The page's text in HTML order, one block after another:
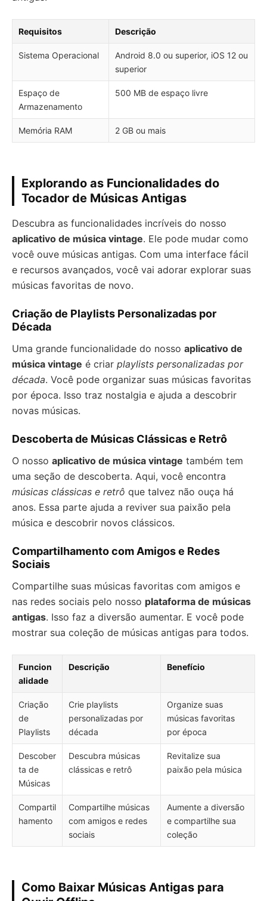
Requisitos Descrição
Sistema Operacional
Android 8.0 ou superior, iOS 12 ou
superior
Espaço de
Armazenamento
500 MB de espaço livre
Memória RAM 2 GB ou mais
Explorando as Funcionalidades do
Tocador de Músicas Antigas
Descubra as funcionalidades incríveis do nosso
aplicativo de música vintage. Ele pode mudar como
você ouve músicas antigas. Com uma interface fácil
e recursos avançados, você vai adorar explorar suas
músicas favoritas de novo.
Criação de Playlists Personalizadas por
Década
Uma grande funcionalidade do nosso aplicativo de
música vintage é criar playlists personalizadas por
década. Você pode organizar suas músicas favoritas
por época. Isso traz nostalgia e ajuda a descobrir
novas músicas.
Descoberta de Músicas Clássicas e Retrô
O nosso aplicativo de música vintage também tem
uma seção de descoberta. Aqui, você encontra
músicas clássicas e retrô que talvez não ouça há
anos. Essa parte ajuda a reviver sua paixão pela
música e descobrir novos clássicos.
Compartilhamento com Amigos e Redes
Sociais
Compartilhe suas músicas favoritas com amigos e
nas redes sociais pelo nosso plataforma de músicas
antigas. Isso faz a diversão aumentar. E você pode
mostrar sua coleção de músicas antigas para todos.
Funcion
alidade
Descrição Benefício
Criação
de
Playlists
Crie playlists
personalizadas por
década
Organize suas
músicas favoritas
por época
Descober
ta de
Músicas
Descubra músicas
clássicas e retrô
Revitalize sua
paixão pela música
Compartil
hamento
Compartilhe músicas
com amigos e redes
sociais
Aumente a diversão
e compartilhe sua
coleção
Como Baixar Músicas Antigas para